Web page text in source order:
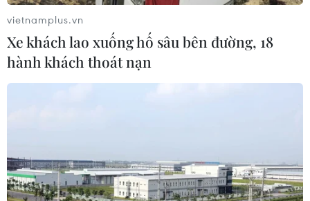
nghi gây thảm họa cháy rừng
07/08/2026 12:02
Sri Lanka tăng cường ngăn chặn
Indonesia nỗ lực khống chế cháy
vietnamplus.vn
Xe khách lao xuống hố sâu bên đường, 18
hành khách thoát nạn